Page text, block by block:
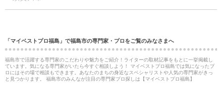
「マイベストプロ福島」で福島市の専門家・プロをご覧のみなさまへ
福島市で活躍する専門家のこだわりや魅力をご紹介！ライターの取材記事をもとに一挙掲載し
ています。気になる専門家がいたら今すぐ相談しよう！ マイベストプロ福島では気になったプ
ロにはその場で相談もできます。あなたのまちの身近なスペシャリストや人気の専門家がきっ
と見つかります。 福島市のみんなが注目の専門家プロ探しは【マイベストプロ福島】